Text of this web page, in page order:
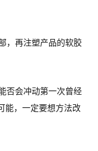
，再注塑产品的软胶
否会冲动第一次曾经
能，一定要想方法改